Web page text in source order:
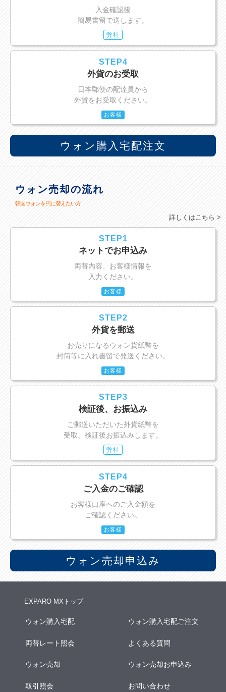
入金確認後
簡易書留で送します。
弊社
STEP4
外貨のお受取
日本郵便の配達員から
外貨をお受取ください。
お客様
ウォン購入宅配注文
ウォン売却の流れ
韓国ウォンを円に替えたい方
詳しくはこちら >
STEP1
ネットでお申込み
両替内容、お客様情報を
入力ください。
お客様
STEP2
外貨を郵送
お売りになるウォン貨紙幣を
封筒等に入れ書留で発送ください。
お客様
STEP3
検証後、お振込み
ご郵送いただいた外貨紙幣を
受取、検証後お振込みします。
弊社
STEP4
ご入金のご確認
お客様口座へのご入金額を
ご確認ください。
お客様
ウォン売却申込み
EXPARO MXトップ
ウォン購入宅配 ウォン購入宅配ご注文
両替レート照会 よくある質問
ウォン売却 ウォン売却お申込み
取引照会 お問い合わせ